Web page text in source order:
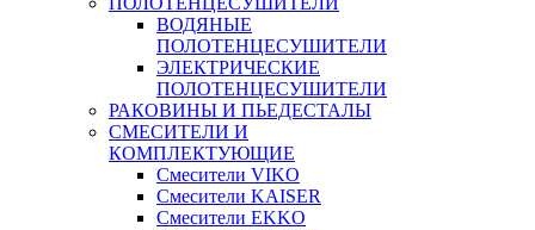
ВОДЯНЫЕ
ПОЛОТЕНЦЕСУШИТЕЛИ
ЭЛЕКТРИЧЕСКИЕ
ПОЛОТЕНЦЕСУШИТЕЛИ
РАКОВИНЫ И ПЬЕДЕСТАЛЫ
СМЕСИТЕЛИ И
КОМПЛЕКТУЮЩИЕ
Смесители VIKO
Смесители KAISER
Смесители EKKO